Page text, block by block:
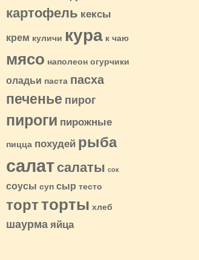
картофель кексы
крем куличи кура к чаю
мясо наполеон огурчики
оладьи паста пасха
печенье пирог
пироги пирожные
пицца похудей рыба
салат салаты сок
соусы суп сыр тесто
тортторты хлеб
шаурма яйца